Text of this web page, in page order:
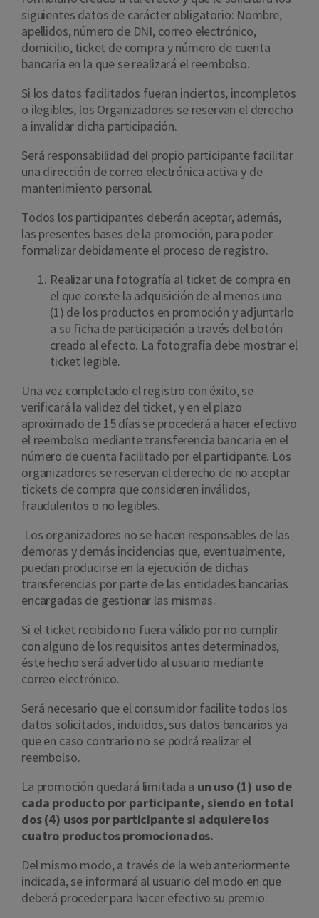
siguientes datos de carácter obligatorio: Nombre,
apellidos, número de DNI, correo electrónico,
domicilio, ticket de compra y número de cuenta
bancaria en la que se realizará el reembolso.
Si los datos facilitados fueran inciertos, incompletos
o ilegibles, los Organizadores se reservan el derecho
a invalidar dicha participación.
Será responsabilidad del propio participante facilitar
una dirección de correo electrónica activa y de
mantenimiento personal.
Todos los participantes deberán aceptar, además,
las presentes bases de la promoción, para poder
formalizar debidamente el proceso de registro.
Realizar una fotografía al ticket de compra en
el que conste la adquisición de al menos uno
(1) de los productos en promoción y adjuntarlo
a su ficha de participación a través del botón
creado al efecto. La fotografía debe mostrar el
ticket legible.
Una vez completado el registro con éxito, se
verificará la validez del ticket, y en el plazo
aproximado de 15 días se procederá a hacer efectivo
el reembolso mediante transferencia bancaria en el
número de cuenta facilitado por el participante. Los
organizadores se reservan el derecho de no aceptar
tickets de compra que consideren inválidos,
fraudulentos o no legibles.
Los organizadores no se hacen responsables de las
demoras y demás incidencias que, eventualmente,
puedan producirse en la ejecución de dichas
transferencias por parte de las entidades bancarias
encargadas de gestionar las mismas.
Si el ticket recibido no fuera válido por no cumplir
con alguno de los requisitos antes determinados,
éste hecho será advertido al usuario mediante
correo electrónico.
Será necesario que el consumidor facilite todos los
datos solicitados, incluidos, sus datos bancarios ya
que en caso contrario no se podrá realizar el
reembolso.
La promoción quedará limitada a un uso (1) uso de
cada producto por participante, siendo en total
dos (4) usos por participante si adquiere los
cuatro productos promocionados.
Del mismo modo, a través de la web anteriormente
indicada, se informará al usuario del modo en que
deberá proceder para hacer efectivo su premio.